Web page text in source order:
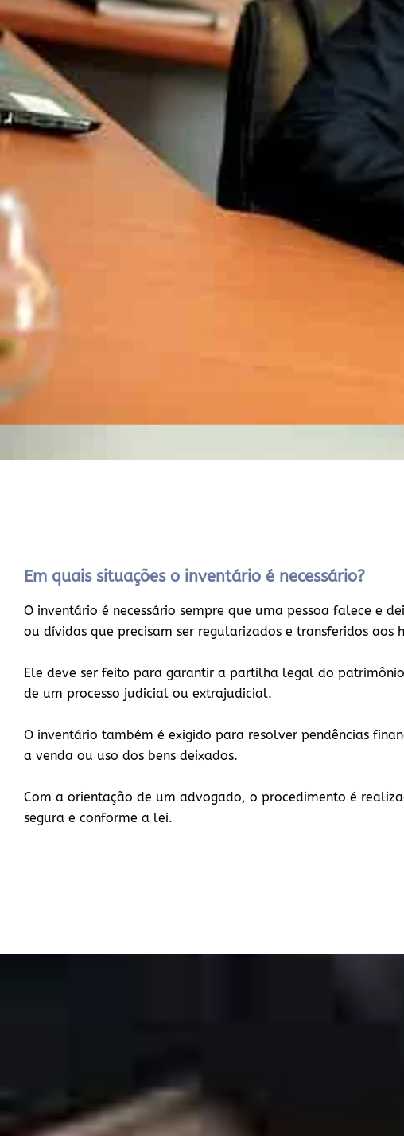
Em quais situações o inventário é necessário?
O inventário é necessário sempre que uma pessoa falece e
ou dívidas que precisam ser regularizados e transferidos aos
Ele deve ser feito para garantir a partilha legal do
de um processo judicial ou extrajudicial.
O inventário também é exigido para resolver pendências
a venda ou uso dos bens deixados.
Com a orientação de um advogado, o procedimento é
segura e conforme a lei.